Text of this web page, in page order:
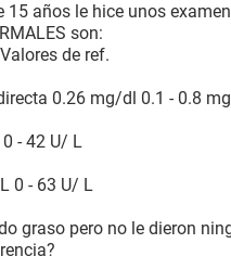
15 años le hice unos
son:
de ref.
0.26 mg/dl 0.1 - 0.8
- 42 U/ L
0 - 63 U/ L
graso pero no le dieron